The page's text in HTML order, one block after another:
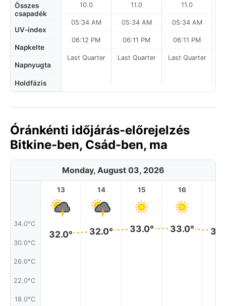
Összes
csapadék
UV-index
Napkelte
Napnyugta
Holdfázis
10.0
05:34 AM
06:12 PM
Last Quarter
11.0
05:34 AM
06:11 PM
Last Quarter
11.0
05:34 AM
06:11 PM
Last Quarter
Óránkénti időjárás-előrejelzés
Bitkine-ben, Csád-ben, ma
Monday, August 03, 2026
34.0°C
30.0°C
26.0°C
22.0°C
18.0°C
13
32.0°
14
32.0°
15
33.0°
16
33.0°